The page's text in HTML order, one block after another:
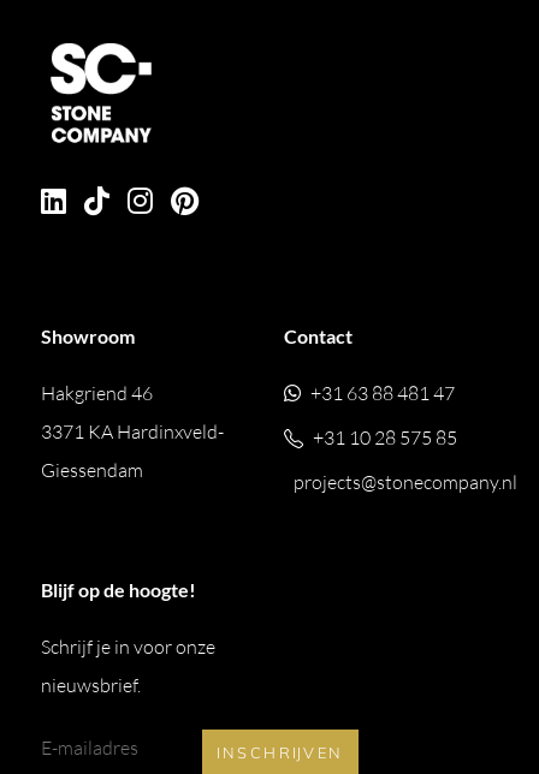
Showroom
Hakgriend 46
3371 KA Hardinxveld-
Giessendam
Contact
+31 63 88 481 47
+31 10 28 575 85
projects@stonecompany.nl
Blijf op de hoogte!
Schrijf je in voor onze
nieuwsbrief.